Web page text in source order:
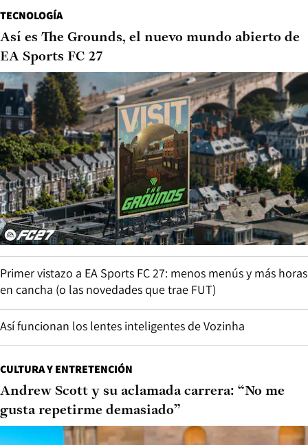
TECNOLOGÍA
Así es The Grounds, el nuevo mundo abierto de
EA Sports FC 27
Primer vistazo a EA Sports FC 27: menos menús y más horas
en cancha (o las novedades que trae FUT)
Así funcionan los lentes inteligentes de Vozinha
CULTURA Y ENTRETENCIÓN
Andrew Scott y su aclamada carrera: “No me
gusta repetirme demasiado”